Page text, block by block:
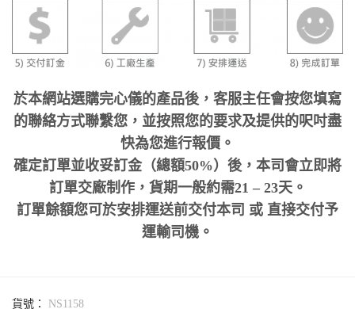
於本網站選購完心儀的產品後，客服主任會按您填寫
的聯絡方式聯繫您，並按照您的要求及提供的呎吋盡
快為您進行報價。
確定訂單並收妥訂金（總額50%）後，本司會立即將
訂單交廠制作，貨期一般約需21 – 23天。
訂單餘額您可於安排運送前交付本司 或 直接交付予
運輸司機。
貨號： NS1158